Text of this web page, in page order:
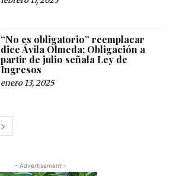
“No es obligatorio” reemplacar
dice Ávila Olmeda; Obligación a
partir de julio señala Ley de
Ingresos
enero 13, 2025
- Advertisement -